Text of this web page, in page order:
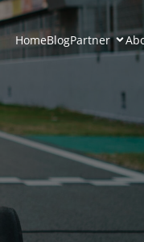
HomeBlogPartner